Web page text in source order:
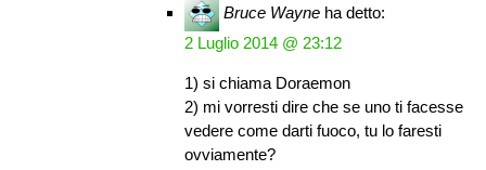
Bruce Wayne ha detto:
2 Luglio 2014 @ 23:12
1) si chiama Doraemon
2) mi vorresti dire che se uno ti facesse
vedere come darti fuoco, tu lo faresti
ovviamente?